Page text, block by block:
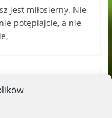
jest miłosierny. Nie
potępiajcie, a nie
i „Tosia
– Wydawnictwo